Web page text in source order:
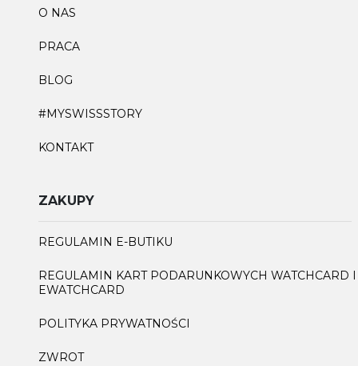
O NAS
PRACA
BLOG
#MYSWISSSTORY
KONTAKT
ZAKUPY
REGULAMIN E-BUTIKU
REGULAMIN KART PODARUNKOWYCH WATCHCARD I
EWATCHCARD
POLITYKA PRYWATNOŚCI
ZWROT